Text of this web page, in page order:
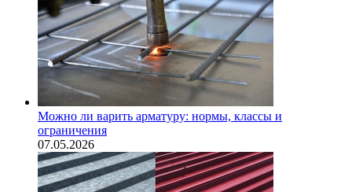
Можно ли варить арматуру: нормы, классы и
ограничения
07.05.2026